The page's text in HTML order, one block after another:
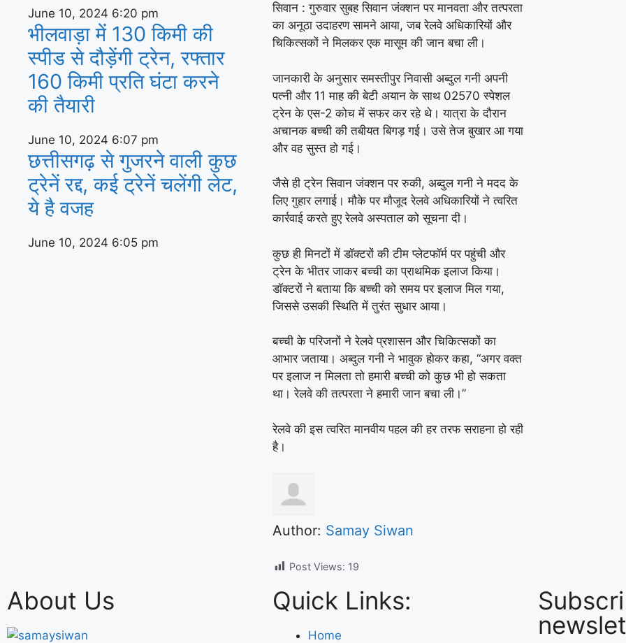
June 10, 2024 6:20 pm
भीलवाड़ा में 130 किमी की
स्पीड से दौड़ेंगी ट्रेन, रफ्तार
160 किमी प्रति घंटा करने
की तैयारी
June 10, 2024 6:07 pm
छत्तीसगढ़ से गुजरने वाली कुछ
ट्रेनें रद्द, कई ट्रेनें चलेंगी लेट,
ये है वजह
June 10, 2024 6:05 pm
सिवान : गुरुवार सुबह सिवान जंक्शन पर मानवता और तत्परता
का अनूठा उदाहरण सामने आया, जब रेलवे अधिकारियों और
चिकित्सकों ने मिलकर एक मासूम की जान बचा ली।
जानकारी के अनुसार समस्तीपुर निवासी अब्दुल गनी अपनी
पत्नी और 11 माह की बेटी अयान के साथ 02570 स्पेशल
ट्रेन के एस-2 कोच में सफर कर रहे थे। यात्रा के दौरान
अचानक बच्ची की तबीयत बिगड़ गई। उसे तेज बुखार आ गया
और वह सुस्त हो गई।
जैसे ही ट्रेन सिवान जंक्शन पर रुकी, अब्दुल गनी ने मदद के
लिए गुहार लगाई। मौके पर मौजूद रेलवे अधिकारियों ने त्वरित
कार्रवाई करते हुए रेलवे अस्पताल को सूचना दी।
कुछ ही मिनटों में डॉक्टरों की टीम प्लेटफॉर्म पर पहुंची और
ट्रेन के भीतर जाकर बच्ची का प्राथमिक इलाज किया।
डॉक्टरों ने बताया कि बच्ची को समय पर इलाज मिल गया,
जिससे उसकी स्थिति में तुरंत सुधार आया।
बच्ची के परिजनों ने रेलवे प्रशासन और चिकित्सकों का
आभार जताया। अब्दुल गनी ने भावुक होकर कहा, “अगर वक्त
पर इलाज न मिलता तो हमारी बच्ची को कुछ भी हो सकता
था। रेलवे की तत्परता ने हमारी जान बचा ली।”
रेलवे की इस त्वरित मानवीय पहल की हर तरफ सराहना हो रही
है।
Author: Samay Siwan
Post Views: 19
About Us Quick Links:
Home